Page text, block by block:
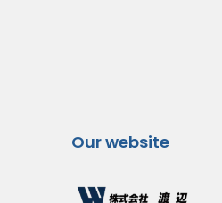
Our website